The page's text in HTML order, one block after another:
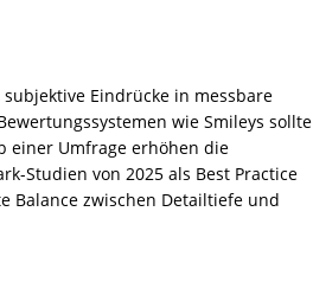
Eindrücke in messbare
wie Smileys sollte
einer Umfrage erhöhen die
Studien von 2025 als Best Practice
Balance zwischen Detailtiefe und